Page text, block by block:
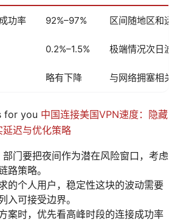
功率 92%–97% 区间随地区和运
0.2%–1.5% 极端情况次日波
略有下降 与网络拥塞相关
for you 中国连接美国VPN速度：隐藏
迟与优化策略
门要把夜间作为潜在风险窗口，考虑
路策略。
的个人用户，稳定性这块的波动需要
入可接受边界。
案时，优先看高峰时段的连接成功率